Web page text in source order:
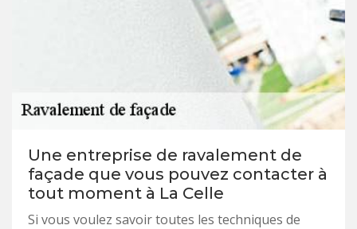
Une entreprise de ravalement de
façade que vous pouvez contacter à
tout moment à La Celle
Si vous voulez savoir toutes les techniques de